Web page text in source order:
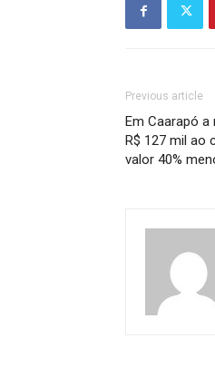
Previous article
Em Caarapó
R$ 127 mil ao
valor 40%